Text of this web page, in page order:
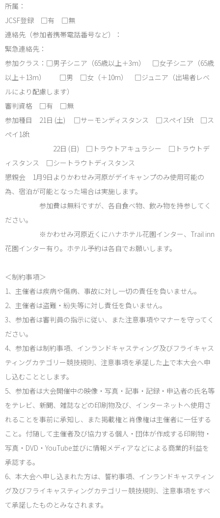
所属：
JCSF登録 □有 □無
連絡先（参加者携帯電話番号など）：
緊急連絡先：
参加クラス：□男子シニア（65歳以上＋3m） □女子シニア（65歳
以上＋13m） □男 □女（＋10m） □ジュニア（出場者レベ
ルにより配慮します）
審判資格 □有 □無
参加種目 21日 (土) □サーモンディスタンス □スペイ15ft □ス
ペイ18ft
22日 (日) □トラウトアキュラシー □トラウトデ
ィスタンス □シートラウトディスタンス
懇親会 1月9日よりかわせみ河原がデイキャンプのみ使用可能の
為、宿泊が可能となった場合は実施します。
参加費は無料ですが、各自食べ物、飲み物を持参してく
ださい。
※かわせみ河原近くにハナホテル花園インター、Trail inn
花園インター有り。ホテル予約は各自でお願いします。
＜制約事項＞
1、主催者は疾病や傷病、事故に対し一切の責任を負いません。
2、主催者は盗難・紛失等に対し責任を負いません。
3、参加者は審判員の指示に従い、また注意事項やマナーを守ってく
ださい。
4、参加者は制約事項、インランドキャスティング及びフライキャス
ティングカテゴリー競技規則、注意事項を承諾した上で本大会へ申
し込むこととします。
5、参加者は大会開催中の映像・写真・記事・記録・申込者の氏名等
をテレビ、新聞、雑誌などの印刷物及び、インターネットへ使用さ
れることを事前に承知し、また掲載権と肖像権は主催者に一任する
こと。付随して主催者及び協力する個人・団体が作成する印刷物・
写真・DVD・YouTube並びに情報メディアなどによる商業的利益を
承認する。
6、本大会へ申し込まれた方は、誓約事項、インランドキャスティン
グ及びフライキャスティングカテゴリー競技規則、注意事項をすべ
て承諾したものとみなされます。